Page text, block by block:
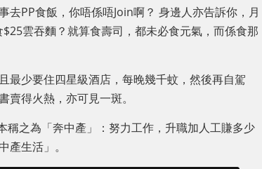
PP食飯，你唔係唔Join啊？ 身邊人亦告訴你，月
雲吞麵？就算食壽司，都未必食元氣，而係食那
最少要住四星級酒店，每晚幾千蚊，然後再自駕
得火熱，亦可見一斑。
稱之為「奔中產」：努力工作，升職加人工賺多少
生活」。